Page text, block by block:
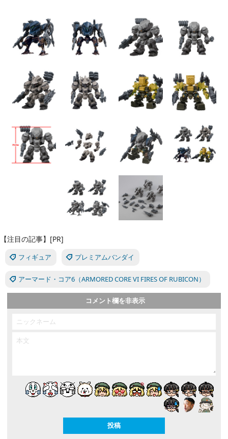
【注目の記事】[PR]
フィギュア プレミアムバンダイ
アーマード・コア6（ARMORED CORE VI FIRES OF RUBICON）
コメント欄を非表示